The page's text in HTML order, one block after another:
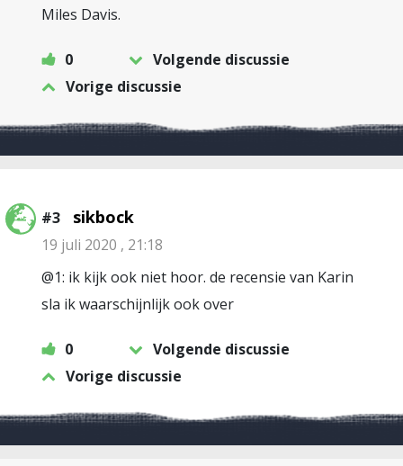
Miles Davis.
0
Volgende discussie
Vorige discussie
#3 sikbock
19 juli 2020 , 21:18
@1: ik kijk ook niet hoor. de recensie van Karin
sla ik waarschijnlijk ook over
0
Volgende discussie
Vorige discussie